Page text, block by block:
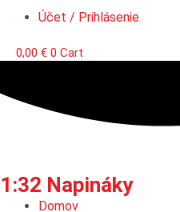
Účet / Prihlásenie
0,00 € 0 Cart
1:32 Napináky
Domov